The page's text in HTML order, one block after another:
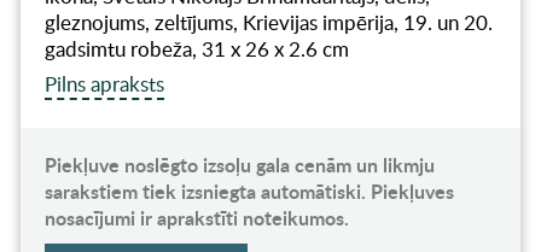
gleznojums, zeltījums, Krievijas impērija, 19. un 20.
gadsimtu robeža, 31 x 26 x 2.6 cm
Pilns apraksts
Piekļuve noslēgto izsoļu gala cenām un likmju
sarakstiem tiek izsniegta automātiski. Piekļuves
nosacījumi ir aprakstīti noteikumos.